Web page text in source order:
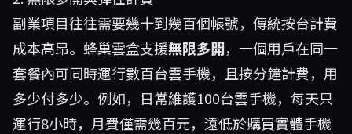
副業項目往往需要幾十到幾百個帳號，傳統按台計費
成本高昂。蜂巢雲盒支援無限多開，一個用戶在同一
套餐內可同時運行數百台雲手機，且按分鐘計費，用
多少付多少。例如，日常維護100台雲手機，每天只
運行8小時，月費僅需幾百元，遠低於購買實體手機